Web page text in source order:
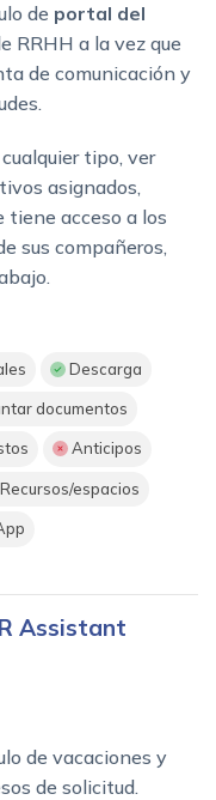
de portal del
RRHH a la vez que
de comunicación y
tipo, ver
asignados,
tiene acceso a los
sus compañeros,
Descarga
documentos
Anticipos
espacios
Assistant
de vacaciones y
de solicitud.